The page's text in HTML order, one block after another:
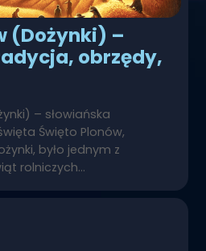
(Dożynki) –
obrzędy,
– słowiańska
Święto Plonów,
było jednym z
rolniczych…